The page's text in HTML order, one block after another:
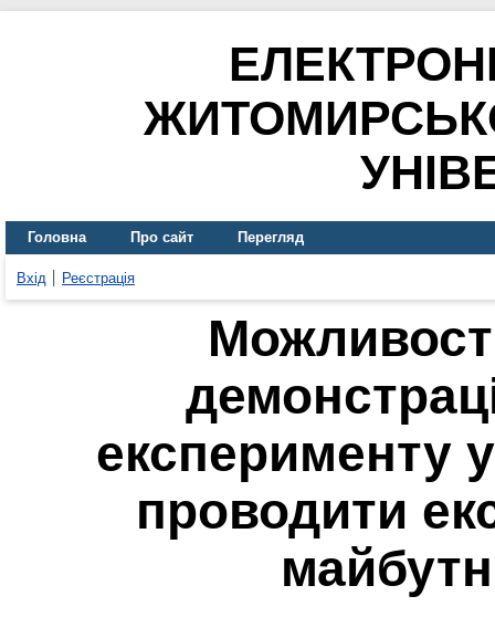
Головна Про сайт Перегляд
Вхід Реєстрація
експерименту
проводити